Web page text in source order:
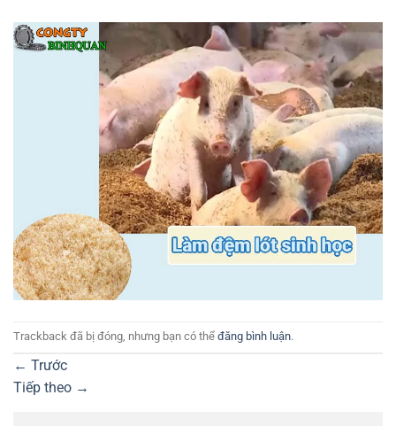
Trackback đã bị đóng, nhưng bạn có thể đăng bình luận.
← Trước
Tiếp theo →